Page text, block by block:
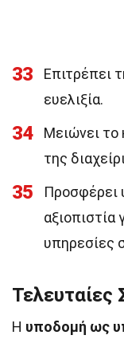
33
Επιτρέπει
ευελιξία.
34
Μειώνει το
της
35
Προσφέρει
αξιοπιστία
υπηρεσίες
Τελευταίες
Η υποδομή ως